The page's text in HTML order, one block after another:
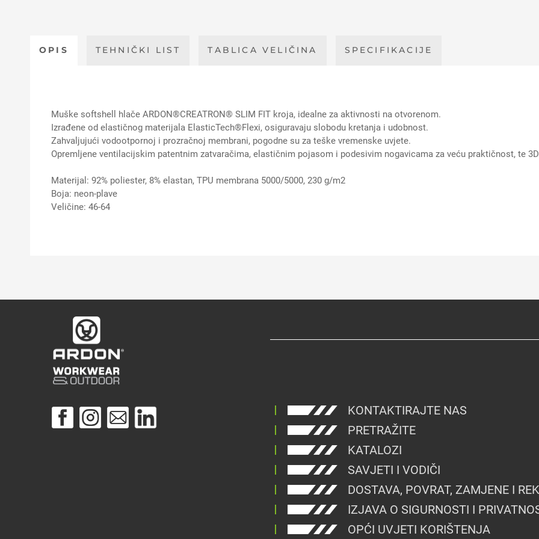
OPIS TEHNIČKI LIST TABLICA VELIČINA SPECIFIKACIJE
Muške softshell hlače ARDON®CREATRON® SLIM FIT kroja, idealne za aktivnosti na otvorenom.
Izrađene od elastičnog materijala ElasticTech®Flexi, osiguravaju slobodu kretanja i udobnost.
Zahvaljujući vodootpornoj i prozračnoj membrani, pogodne su za teške vremenske uvjete.
Opremljene ventilacijskim patentnim zatvaračima, elastičnim pojasom i podesivim nogavicama za veću praktičnost, te
Materijal: 92% poliester, 8% elastan, TPU membrana 5000/5000, 230 g/m2
Boja: neon-plave
Veličine: 46-64
KONTAKTIRAJTE NAS
PRETRAŽITE
KATALOZI
SAVJETI I VODIČI
DOSTAVA, POVRAT, ZAMJENE I
IZJAVA O SIGURNOSTI I
OPĆI UVJETI KORIŠTENJA